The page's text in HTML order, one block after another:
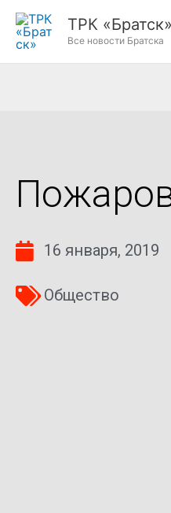
Перейти
ТРК «Братск»
Все новости Братска
16 января, 2019
Общество